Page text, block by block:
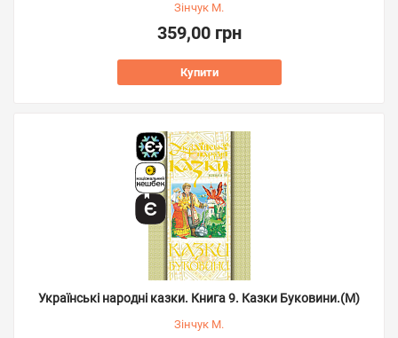
Зінчук М.
359,00 грн
Купити
Українські народні казки. Книга 9. Казки Буковини.(М)
Зінчук М.